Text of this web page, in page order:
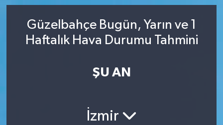
Güzelbahçe Bugün, Yarın ve 1
Haftalık Hava Durumu Tahmini
ŞU AN
İzmir
İzmir Trafik Yoğunluk Haritası